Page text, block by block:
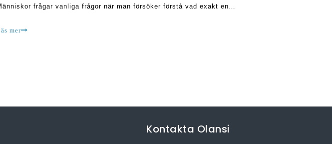
frågar vanliga frågor när man försöker förstå vad exakt en
mer
Kontakta Olansi